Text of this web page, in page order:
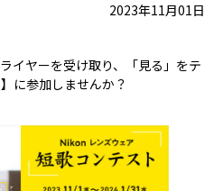
2023年11月01日
イヤーを受け取り、「見る」をテ
に参加しませんか？